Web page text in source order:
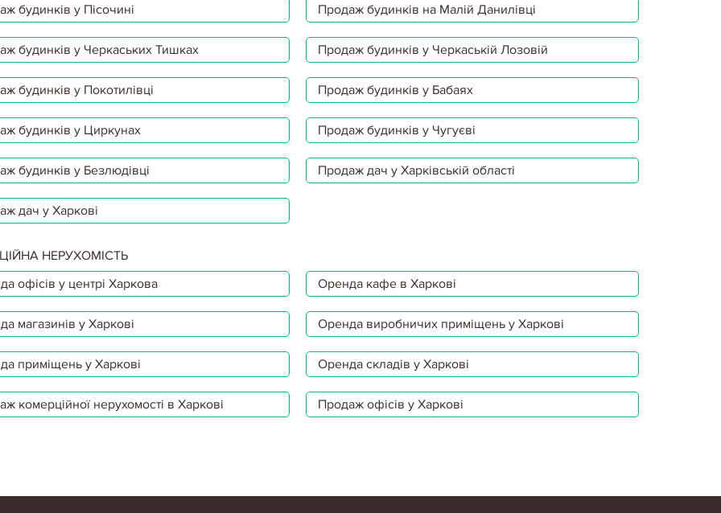
будинків у Пісочині Продаж будинків на Малій Данилівці
будинків у Черкаських Тишках Продаж будинків у Черкаській Лозовій
будинків у Покотилівці Продаж будинків у Бабаях
будинків у Циркунах Продаж будинків у Чугуєві
будинків у Безлюдівці Продаж дач у Харківській області
дач у Харкові
НЕРУХОМІСТЬ
офісів у центрі Харкова
Оренда кафе в Харкові
магазинів у Харкові Оренда виробничих приміщень у Харкові
приміщень у Харкові Оренда складів у Харкові
комерційної нерухомості в Харкові Продаж офісів у Харкові